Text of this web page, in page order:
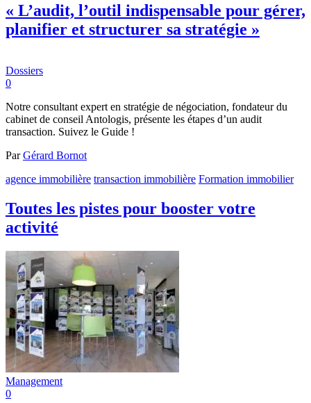
« L’audit, l’outil indispensable pour gérer,
planifier et structurer sa stratégie »
Dossiers
0
Notre consultant expert en stratégie de négociation, fondateur du
cabinet de conseil Antologis, présente les étapes d’un audit
transaction. Suivez le Guide !
ParGérard Bornot
agence immobilière transaction immobilière Formation immobilier
Toutes les pistes pour booster votre
activité
Management
0